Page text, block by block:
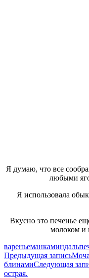
Я думаю, что все
любыми
Я использовала
Вкусно это печенье
молоком и
вареньеманкаминдаль
Навигация
по
Предыдущая запись
блинамиСледующая
острая.